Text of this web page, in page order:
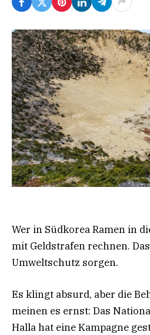
Wer in Südkorea Ramen in
mit Geldstrafen rechnen.
Umweltschutz sorgen.
Es klingt absurd, aber die
meinen es ernst: Das
Halla hat eine Kampagne